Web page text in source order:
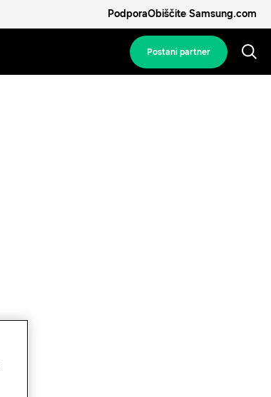
PodporaObiščite Samsung.com
Postani partner